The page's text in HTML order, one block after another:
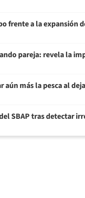
frente a la expansión
pareja: revela la
más la pesca al
SBAP tras detectar